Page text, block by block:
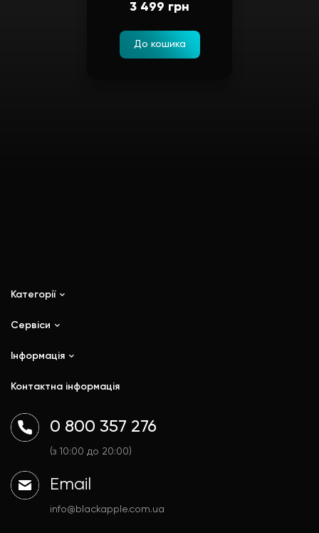
3 499 грн
До кошика
Категорії
iPhone
iPad
Watch
Гаджети
Аксесуари
Сервіси
Ремонт
Trade In
Інформація
Доставка і оплата
Договір публічної оферти
Політика конфіденційності
Контактна інформація
0 800 357 276
(з 10:00 до 20:00)
Email
info@blackapple.com.ua